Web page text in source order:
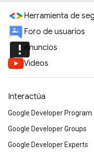
Herramienta de
Foro de usuarios
announcementAnuncios
Videos
Interactúa
Google Developer Program
Google Developer Groups
Google Developer Experts